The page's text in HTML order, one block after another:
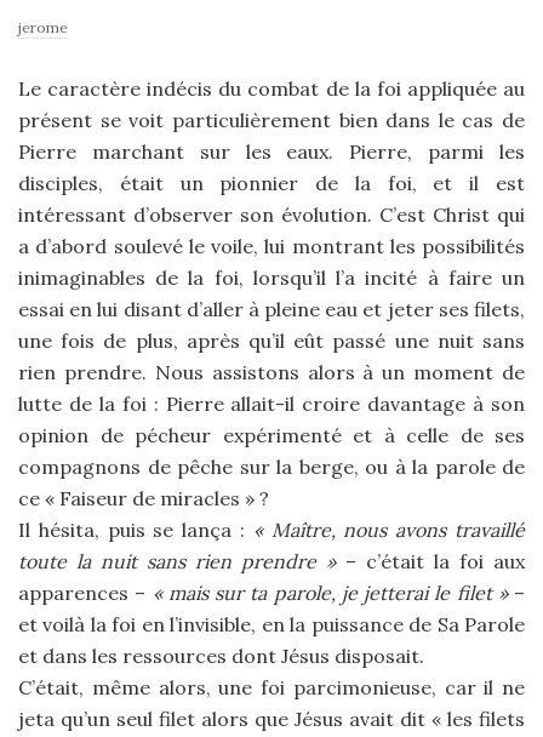
jerome
Le caractère indécis du combat de la foi appliquée au
présent se voit particulièrement bien dans le cas de
Pierre marchant sur les eaux. Pierre, parmi les
disciples, était un pionnier de la foi, et il est
intéressant d’observer son évolution. C’est Christ qui
a d’abord soulevé le voile, lui montrant les possibilités
inimaginables de la foi, lorsqu’il l’a incité à faire un
essai en lui disant d’aller à pleine eau et jeter ses filets,
une fois de plus, après qu’il eût passé une nuit sans
rien prendre. Nous assistons alors à un moment de
lutte de la foi : Pierre allait-il croire davantage à son
opinion de pécheur expérimenté et à celle de ses
compagnons de pêche sur la berge, ou à la parole de
ce « Faiseur de miracles » ?
Il hésita, puis se lança : « Maître, nous avons travaillé
toute la nuit sans rien prendre »– c’était la foi aux
apparences – « mais sur ta parole, je jetterai le filet »–
et voilà la foi en l’invisible, en la puissance de Sa Parole
et dans les ressources dont Jésus disposait.
C’était, même alors, une foi parcimonieuse, car il ne
jeta qu’un seul filet alors que Jésus avait dit « les filets